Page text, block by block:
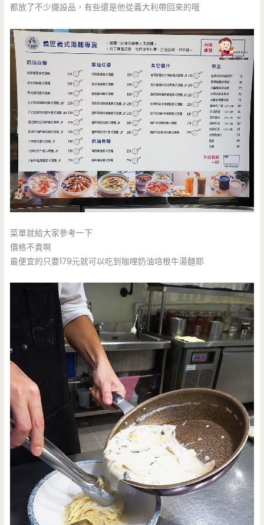
都放了不少擺設品，有些還是他從義大利帶回來的哦
菜單就給大家參考一下
價格不貴啊
最便宜的只要179元就可以吃到咖哩奶油培根牛湯麵耶